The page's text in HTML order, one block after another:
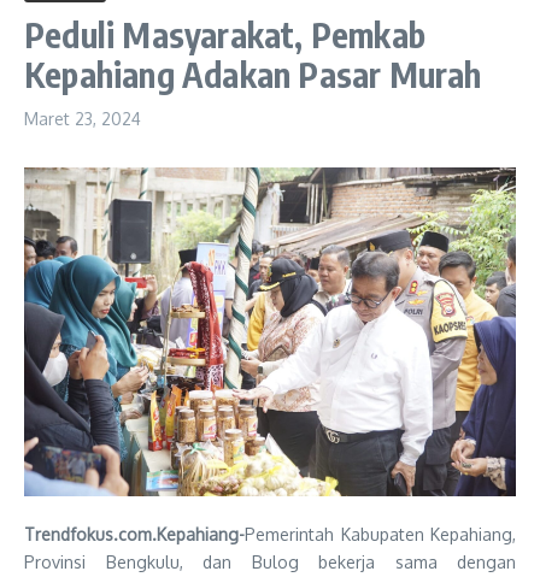
Peduli Masyarakat, Pemkab
Kepahiang Adakan Pasar Murah
Maret 23, 2024
Trendfokus.com.Kepahiang-Pemerintah Kabupaten Kepahiang,
Provinsi Bengkulu, dan Bulog bekerja sama dengan